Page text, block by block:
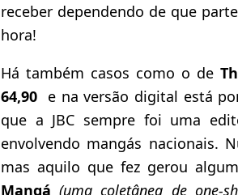
receber dependendo de que
hora!
Há também casos como o de
64,90 e na versão digital está
que a JBC sempre foi uma
envolvendo mangás nacionais.
mas aquilo que fez gerou
Mangá(uma coletânea de one-